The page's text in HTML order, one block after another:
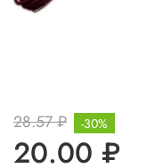
28.57 ₽
20.00 ₽
-30%